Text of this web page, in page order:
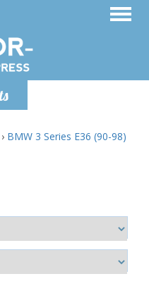
› BMW 3 Series E36 (90-98)